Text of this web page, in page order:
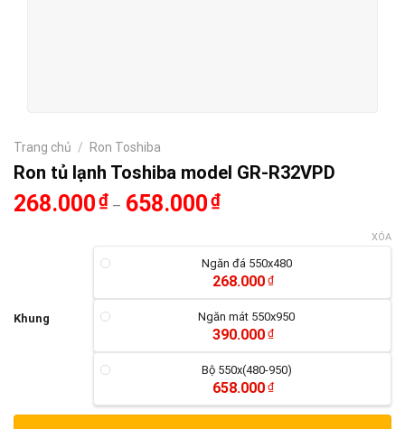
Trang chủ / Ron Toshiba
Ron tủ lạnh Toshiba model GR-R32VPD
268.000₫ – 658.000₫
Khung
Ngăn đá 550x480
268.000 ₫
Ngăn mát 550x950
390.000 ₫
Bộ 550x(480-950)
658.000 ₫
XÓA